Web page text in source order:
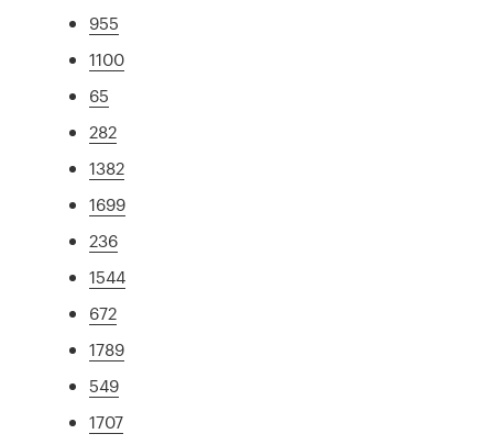
955
1100
65
282
1382
1699
236
1544
672
1789
549
1707